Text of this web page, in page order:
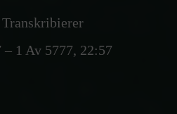
– 1 Av 5777, 22:57